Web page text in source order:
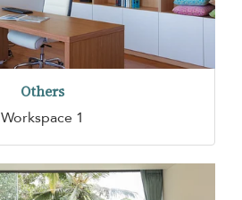
Others
Workspace 1